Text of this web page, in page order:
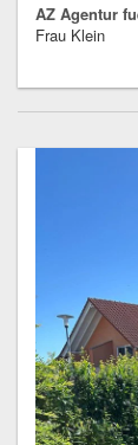
AZ Agentur
Frau Klein